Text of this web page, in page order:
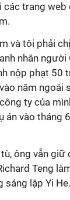
các trang
và tôi phải
nhân người
nộp phạt 50
năm ngoái
ty của
án vào tháng
ông vẫn giữ
Teng
sáng lập Yi He.